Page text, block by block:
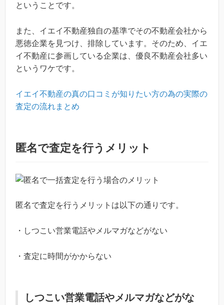
ということです。
また、イエイ不動産独自の基準でその不動産会社から
悪徳企業を見つけ、排除しています。そのため、イエ
イ不動産に参画している企業は、優良不動産会社多い
というワケです。
イエイ不動産の真の口コミが知りたい方の為の実際の
査定の流れまとめ
匿名で査定を行うメリット
匿名で査定を行うメリットは以下の通りです。
・しつこい営業電話やメルマガなどがない
・査定に時間がかからない
しつこい営業電話やメルマガなどがな